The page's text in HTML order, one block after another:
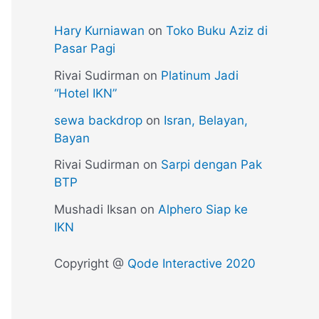
Hary Kurniawan on Toko Buku Aziz di
Pasar Pagi
Rivai Sudirman on Platinum Jadi
“Hotel IKN”
sewa backdrop on Isran, Belayan,
Bayan
Rivai Sudirman on Sarpi dengan Pak
BTP
Mushadi Iksan on Alphero Siap ke
IKN
Copyright @ Qode Interactive 2020